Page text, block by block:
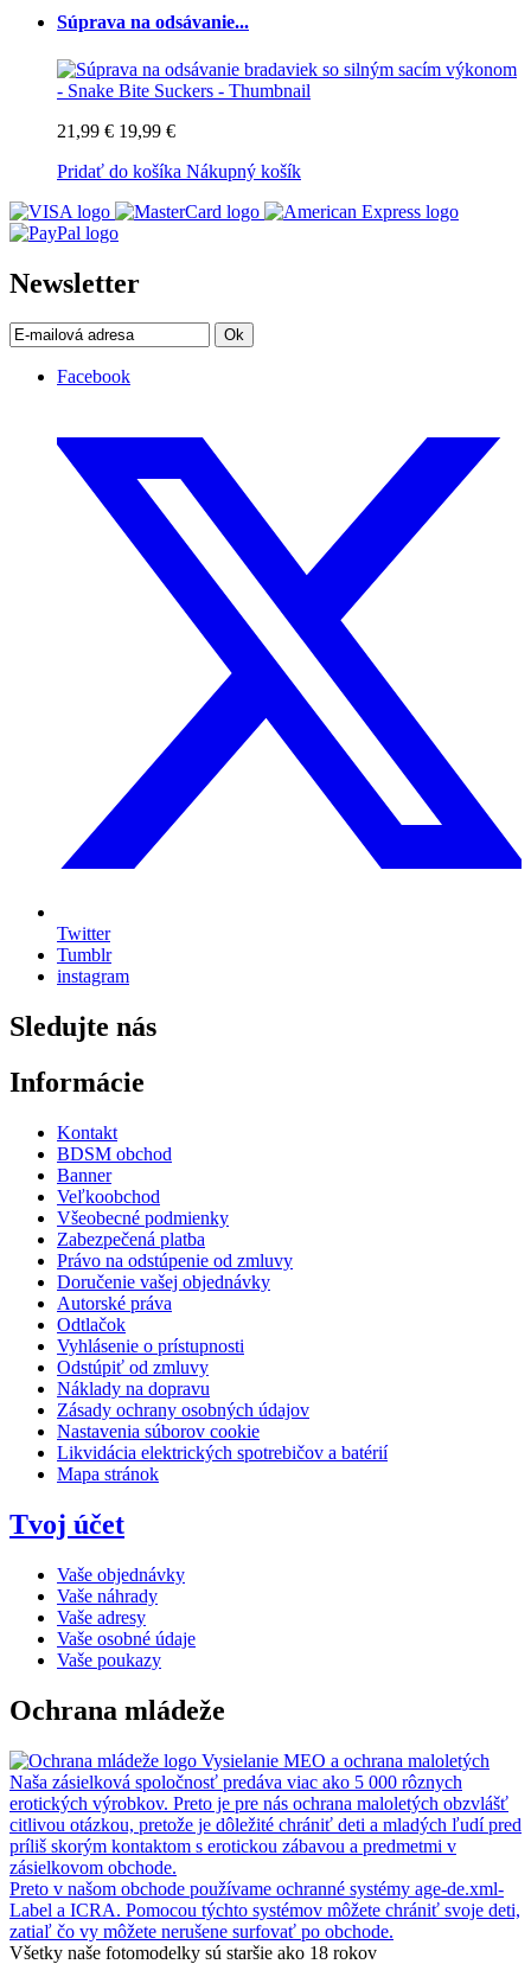
Súprava na odsávanie...
21,99 € 19,99 €
Pridať do košíka Nákupný košík
Newsletter
Ok
Facebook
Twitter
Tumblr
instagram
Sledujte nás
Informácie
Kontakt
BDSM obchod
Banner
Veľkoobchod
Všeobecné podmienky
Zabezpečená platba
Právo na odstúpenie od zmluvy
Doručenie vašej objednávky
Autorské práva
Odtlačok
Vyhlásenie o prístupnosti
Odstúpiť od zmluvy
Náklady na dopravu
Zásady ochrany osobných údajov
Nastavenia súborov cookie
Likvidácia elektrických spotrebičov a batérií
Mapa stránok
Tvoj účet
Vaše objednávky
Vaše náhrady
Vaše adresy
Vaše osobné údaje
Vaše poukazy
Ochrana mládeže
Vysielanie MEO a ochrana maloletých
Naša zásielková spoločnosť predáva viac ako 5 000 rôznych
erotických výrobkov. Preto je pre nás ochrana maloletých obzvlášť
citlivou otázkou, pretože je dôležité chrániť deti a mladých ľudí pred
príliš skorým kontaktom s erotickou zábavou a predmetmi v
zásielkovom obchode.
Preto v našom obchode používame ochranné systémy age-de.xml-
Label a ICRA. Pomocou týchto systémov môžete chrániť svoje deti,
zatiaľ čo vy môžete nerušene surfovať po obchode.
Všetky naše fotomodelky sú staršie ako 18 rokov